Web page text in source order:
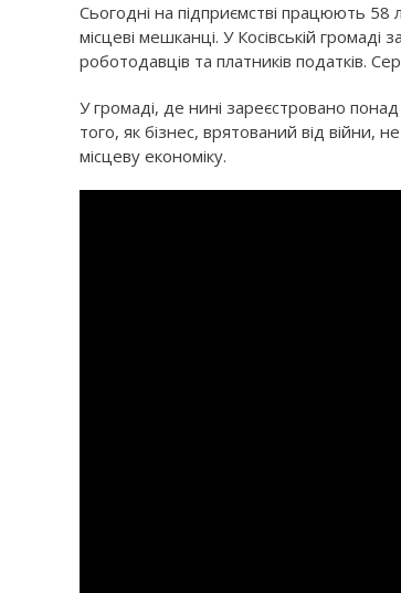
Сьогодні на підприємстві працюють
місцеві мешканці. У Косівській
роботодавців та платників податків.
У громаді, де нині зареєстровано
того, як бізнес, врятований від війни,
місцеву економіку.